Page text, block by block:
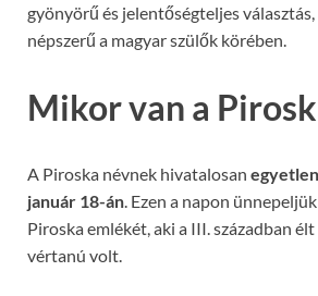
gyönyörű és jelentőségteljes
népszerű a magyar szülők körében.
Mikor van a
A Piroska névnek hivatalosan
január 18-án. Ezen a napon
Piroska emlékét, aki a III. században
vértanú volt.